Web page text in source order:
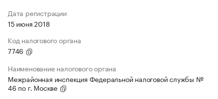
Дата регистрации
15 июня 2018
Код налогового органа
7746
Наименование налогового органа
Межрайонная инспекция Федеральной налоговой службы №
46 по г. Москве